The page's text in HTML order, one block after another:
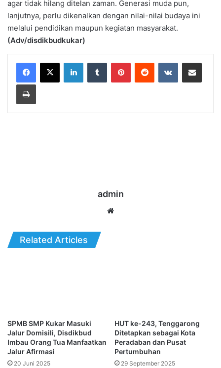
agar tidak hilang ditelan zaman. Generasi muda pun,
lanjutnya, perlu dikenalkan dengan nilai-nilai budaya ini
melalui pendidikan maupun kegiatan masyarakat.
(Adv/disdikbudkukar)
LinkedInTumblr PinterestReddit VKontakteShare via Email
Print
admin
Related Articles
SPMB SMP Kukar Masuki
Jalur Domisili, Disdikbud
Imbau Orang Tua Manfaatkan
Jalur Afirmasi
20 Juni 2025
HUT ke-243, Tenggarong
Ditetapkan sebagai Kota
Peradaban dan Pusat
Pertumbuhan
29 September 2025